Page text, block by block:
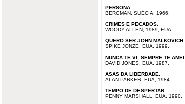
PERSONA.
BERGMAN, SUÉCIA, 1966.
CRIMES E PECADOS.
WOODY ALLEN, 1989, EUA.
QUERO SER JOHN MALKOVICH.
SPIKE JONZE, EUA, 1999.
NUNCA TE VI, SEMPRE TE AMEI
DAVID JONES, EUA, 1987.
ASAS DA LIBERDADE.
ALAN PARKER, EUA, 1984.
TEMPO DE DESPERTAR.
PENNY MARSHALL, EUA, 1990.